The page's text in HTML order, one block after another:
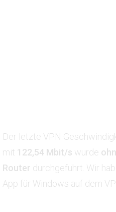
Der letzte VPN
mit 122,54 Mbit/s wurde
Router durchgeführt. Wir
App für Windows auf dem